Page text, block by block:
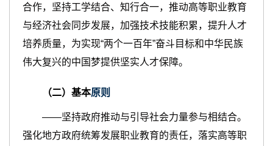
合作，坚持工学结合、知行合一，推动高等职业教育
与经济社会同步发展，加强技术技能积累，提升人才
培养质量，为实现“两个一百年”奋斗目标和中华民族
伟大复兴的中国梦提供坚实人才保障。
（二）基本原则
——坚持政府推动与引导社会力量参与相结合。
强化地方政府统筹发展职业教育的责任，落实高等职